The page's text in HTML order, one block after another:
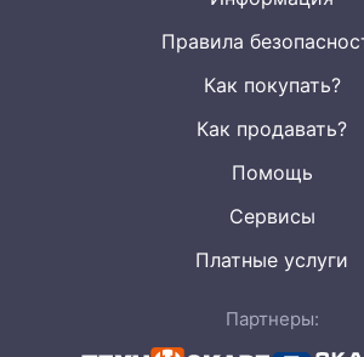
Правила
Как покупать?
Как продавать?
Помощь
Сервисы
Платные услуги
Партнеры: